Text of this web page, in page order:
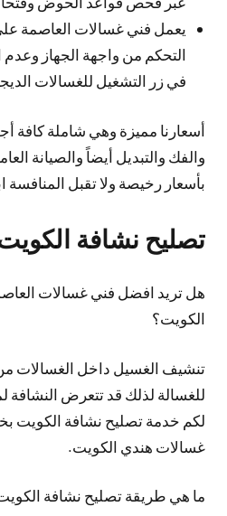
يعمل فني غسالات العاصمة
التحكم من واجهة الجهاز
في زر التشغيل للغسالات
أسعارنا مميزة وهي شاملة كافة
والفك والتبديل أيضاً والصيانة
بأسعار رخيصة ولا تقبل المنافسة
تصليح نشافة
هل تريد افضل فني غسالات
الكويت؟
تنشيف الغسيل داخل الغسالات
للغسالة لذلك قد تتعرض النشافة
لكم خدمة تصليح نشافة الكويت
غسالات هندي الكويت.
ما هي طريقة تصليح نشافة